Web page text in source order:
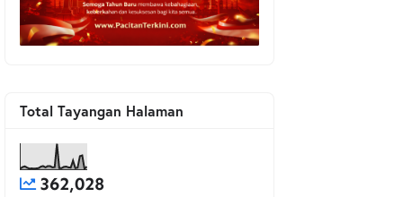
Total Tayangan Halaman
362,028